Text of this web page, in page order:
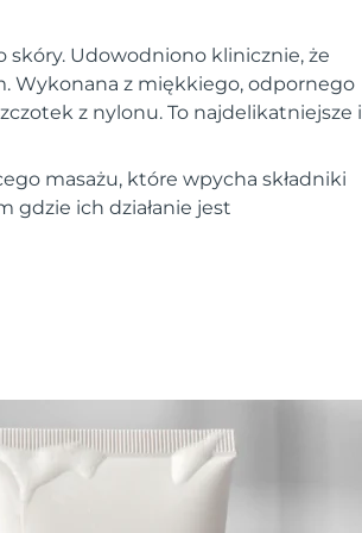
skóry. Udowodniono klinicznie, że
Wykonana z miękkiego, odpornego
z nylonu. To najdelikatniejsze i
masażu, które wpycha składniki
gdzie ich działanie jest